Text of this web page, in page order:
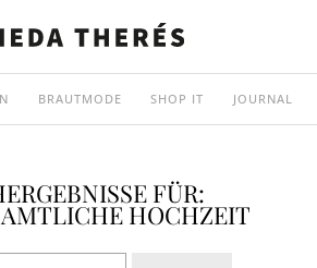
BRAUTMODE SHOP IT JOURNAL
FÜR:
HOCHZEIT